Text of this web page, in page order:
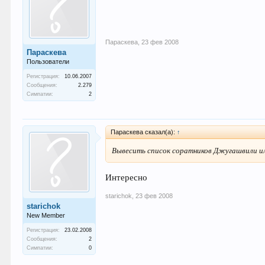
Параскева
Пользователи
Регистрация:
10.06.2007
Сообщения:
2.279
Симпатии:
2
Параскева 23 фев 2008
starichok
New Member
Регистрация:
23.02.2008
Сообщения:
2
Симпатии:
0
Параскева сказал(а): ↑
Вывесить список соратников Джугашвили
Интересно
starichok 23 фев 2008